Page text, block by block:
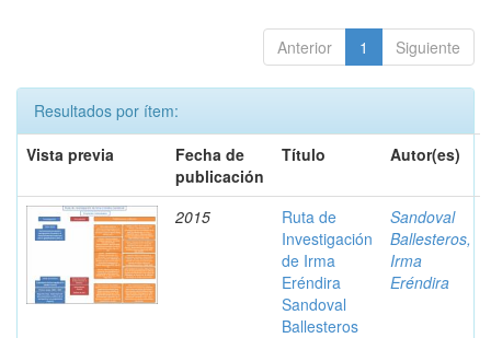
Anterior 1 Siguiente
Resultados por ítem:
Vista previa
Fecha de
publicación
Título Autor(es)
2015
Ruta de
Investigación
de Irma
Eréndira
Sandoval
Ballesteros
Sandoval
Ballesteros,
Irma
Eréndira